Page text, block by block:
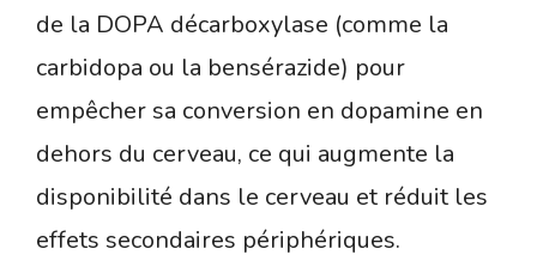
de la DOPA décarboxylase (comme la
carbidopa ou la bensérazide) pour
empêcher sa conversion en dopamine en
dehors du cerveau, ce qui augmente la
disponibilité dans le cerveau et réduit les
effets secondaires périphériques.